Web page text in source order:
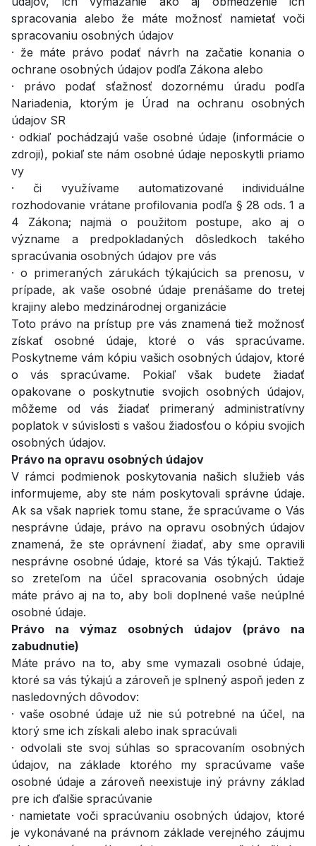
spracovania alebo že máte možnosť namietať voči
spracovaniu osobných údajov
· že máte právo podať návrh na začatie konania o
ochrane osobných údajov podľa Zákona alebo
· právo podať sťažnosť dozornému úradu podľa
Nariadenia, ktorým je Úrad na ochranu osobných
údajov SR
· odkiaľ pochádzajú vaše osobné údaje (informácie o
zdroji), pokiaľ ste nám osobné údaje neposkytli priamo
vy
· či využívame automatizované individuálne
rozhodovanie vrátane profilovania podľa § 28 ods. 1 a
4 Zákona; najmä o použitom postupe, ako aj o
význame a predpokladaných dôsledkoch takého
spracúvania osobných údajov pre vás
· o primeraných zárukách týkajúcich sa prenosu, v
prípade, ak vaše osobné údaje prenášame do tretej
krajiny alebo medzinárodnej organizácie
Toto právo na prístup pre vás znamená tiež možnosť
získať osobné údaje, ktoré o vás spracúvame.
Poskytneme vám kópiu vašich osobných údajov, ktoré
o vás spracúvame. Pokiaľ však budete žiadať
opakovane o poskytnutie svojich osobných údajov,
môžeme od vás žiadať primeraný administratívny
poplatok v súvislosti s vašou žiadosťou o kópiu svojich
osobných údajov.
Právo na opravu osobných údajov
V rámci podmienok poskytovania našich služieb vás
informujeme, aby ste nám poskytovali správne údaje.
Ak sa však napriek tomu stane, že spracúvame o Vás
nesprávne údaje, právo na opravu osobných údajov
znamená, že ste oprávnení žiadať, aby sme opravili
nesprávne osobné údaje, ktoré sa Vás týkajú. Taktiež
so zreteľom na účel spracovania osobných údaje
máte právo aj na to, aby boli doplnené vaše neúplné
osobné údaje.
Právo na výmaz osobných údajov (právo na
zabudnutie)
Máte právo na to, aby sme vymazali osobné údaje,
ktoré sa vás týkajú a zároveň je splnený aspoň jeden z
nasledovných dôvodov:
· vaše osobné údaje už nie sú potrebné na účel, na
ktorý sme ich získali alebo inak spracúvali
· odvolali ste svoj súhlas so spracovaním osobných
údajov, na základe ktorého my spracúvame vaše
osobné údaje a zároveň neexistuje iný právny základ
pre ich ďalšie spracúvanie
· namietate voči spracúvaniu osobných údajov, ktoré
je vykonávané na právnom základe verejného záujmu